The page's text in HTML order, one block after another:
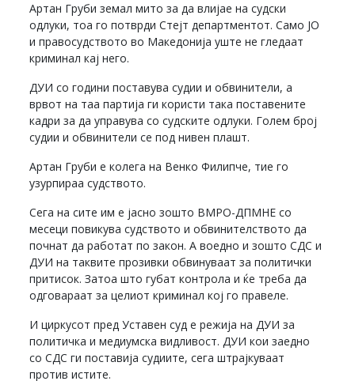
Артан Груби земал мито за да влијае на судски
одлуки, тоа го потврди Стејт департментот. Само ЈО
и правосудството во Македонија уште не гледаат
криминал кај него.
ДУИ со години поставува судии и обвинители, а
врвот на таа партија ги користи така поставените
кадри за да управува со судските одлуки. Голем број
судии и обвинители се под нивен плашт.
Артан Груби е колега на Венко Филипче, тие го
узурпираа судството.
Сега на сите им е јасно зошто ВМРО-ДПМНЕ со
месеци повикува судството и обвинителството да
почнат да работат по закон. А воедно и зошто СДС и
ДУИ на таквите прозивки обвинуваат за политички
притисок. Затоа што губат контрола и ќе треба да
одговараат за целиот криминал кој го правеле.
И циркусот пред Уставен суд е режија на ДУИ за
политичка и медиумска видливост. ДУИ кои заедно
со СДС ги поставија судиите, сега штрајкуваат
против истите.